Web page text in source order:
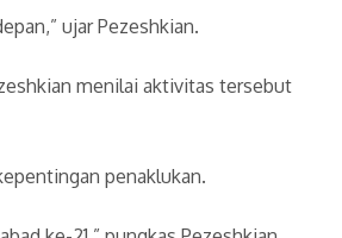
ujar Pezeshkian.
menilai aktivitas tersebut
penaklukan.